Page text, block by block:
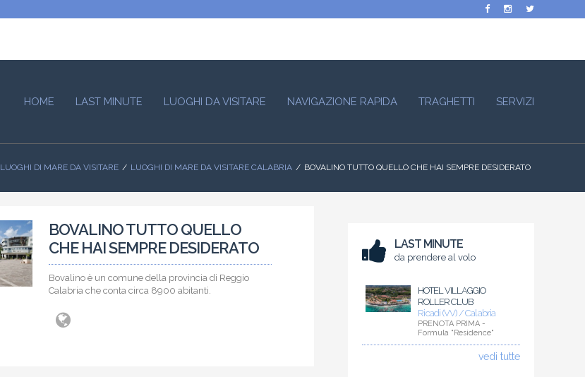
HOME LAST MINUTE LUOGHI DA VISITARE NAVIGAZIONE RAPIDA TRAGHETTI SERVIZI
LUOGHI DI MARE DA VISITARE LUOGHI DI MARE DA VISITARE CALABRIA BOVALINO TUTTO QUELLO CHE HAI SEMPRE DESIDERATO
BOVALINO TUTTO QUELLO
CHE HAI SEMPRE DESIDERATO
Bovalino è un comune della provincia di Reggio
Calabria che conta circa 8900 abitanti.
LAST MINUTE
da prendere al volo
HOTEL VILLAGGIO
ROLLER CLUB
Ricadi (VV) / Calabria
PRENOTA PRIMA -
Formula "Residence"
vedi tutte